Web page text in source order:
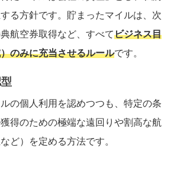
る方針です。貯まったマイルは、次
航空券取得など、すべてビジネス目
のみに充当させるルールです。
の個人利用を認めつつも、特定の条
得のための極端な遠回りや割高な航
ど）を定める方法です。